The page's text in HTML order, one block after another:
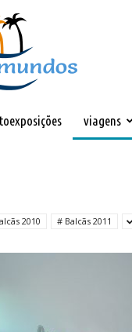
viagens
2010 # Balcãs 2011